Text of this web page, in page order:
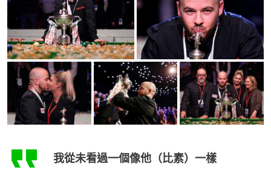
我從未看過一個像他（比素）一樣